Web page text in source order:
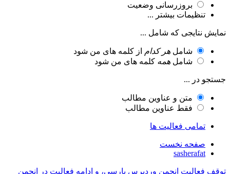
بروزرسانی وضعیت
تنظیمات بیشتر ...
نمایش نتایجی که شامل ...
شامل هر کدام از کلمه های من شود
شامل همه کلمه های من شود
جستجو در ...
متن و عناوین مطالب
فقط عناوین مطالب
تمامی فعالیت ها
صفحه نخست
sasherafat
توقف فعالیت انجمن وردپرس پارسی، و ادامه فعالیت در انجمن